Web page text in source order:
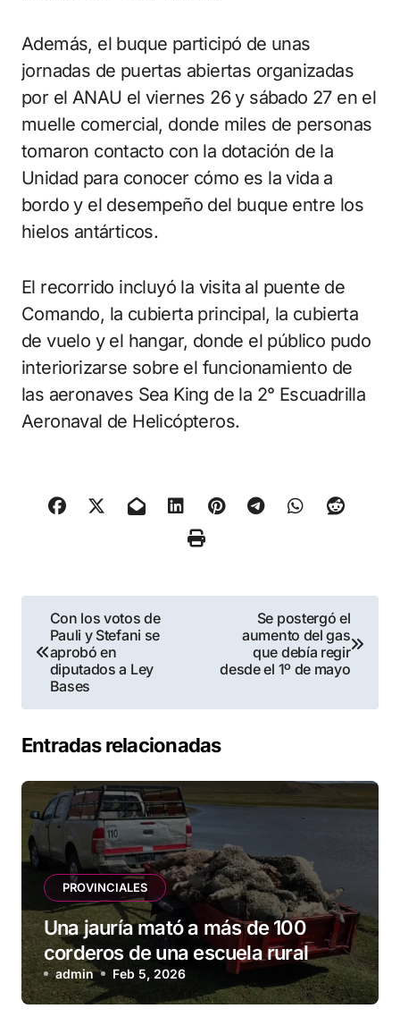
Además, el buque participó de unas
jornadas de puertas abiertas organizadas
por el ANAU el viernes 26 y sábado 27 en el
muelle comercial, donde miles de personas
tomaron contacto con la dotación de la
Unidad para conocer cómo es la vida a
bordo y el desempeño del buque entre los
hielos antárticos.
El recorrido incluyó la visita al puente de
Comando, la cubierta principal, la cubierta
de vuelo y el hangar, donde el público pudo
interiorizarse sobre el funcionamiento de
las aeronaves Sea King de la 2° Escuadrilla
Aeronaval de Helicópteros.
Navegación
de
entradas
Con los votos de
Pauli y Stefani se
aprobó en
diputados a Ley
Bases
Se postergó el
aumento del gas
que debía regir
desde el 1º de mayo
Entradas relacionadas
PROVINCIALES
Una jauría mató a más de 100
corderos de una escuela rural
admin Feb 5, 2026